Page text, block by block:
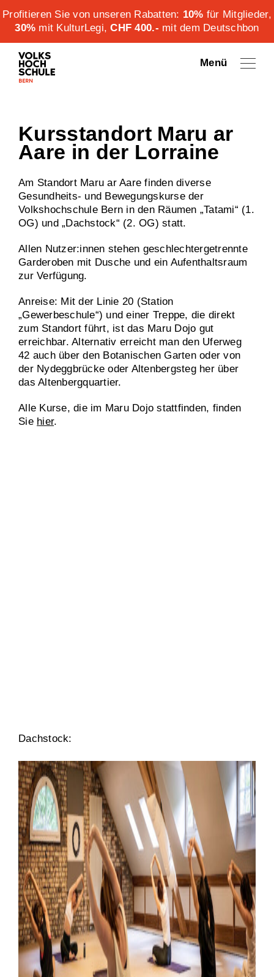
Profitieren Sie von unseren Rabatten: 10% für Mitglieder,
30% mit KulturLegi,CHF 400.- mit dem Deutschbon
Menü
Kursstandort Maru ar
Aare in der Lorraine
Am Standort Maru ar Aare finden diverse
Gesundheits- und Bewegungskurse der
Volkshochschule Bern in den Räumen „Tatami“ (1.
OG) und „Dachstock“ (2. OG) statt.
Allen Nutzer:innen stehen geschlechtergetrennte
Garderoben mit Dusche und ein Aufenthaltsraum
zur Verfügung.
Anreise: Mit der Linie 20 (Station
„Gewerbeschule“) und einer Treppe, die direkt
zum Standort führt, ist das Maru Dojo gut
erreichbar. Alternativ erreicht man den Uferweg
42 auch über den Botanischen Garten oder von
der Nydeggbrücke oder Altenbergsteg her über
das Altenbergquartier.
Alle Kurse, die im Maru Dojo stattfinden, finden
Sie hier.
Dachstock: